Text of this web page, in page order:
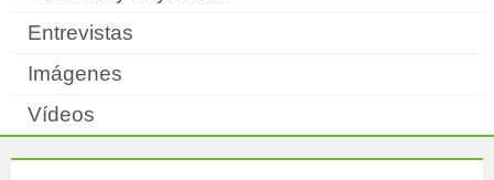
Entrevistas
Imágenes
Vídeos